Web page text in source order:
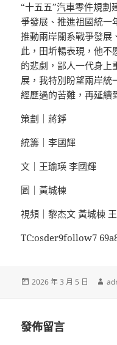
“十五五”汽車零件規劃
爭發展、推進祖國統一
推動兩岸關系戰爭發展
此，田圻暢表現，他不
的悲劇，鄙人一代身上
展，我特別盼望兩岸統
經歷過的苦難，再延續
策劃｜蔣錚
統籌｜李國輝
文｜王瑜瑛 李國輝
圖｜黃城棟
視頻｜黎杰文 黃城棟
TC:osder9follow7
發
2026 年 3 月 5 日
作
發佈留言